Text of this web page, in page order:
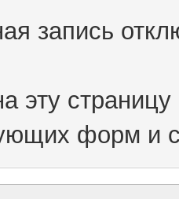
запись
эту
форм и